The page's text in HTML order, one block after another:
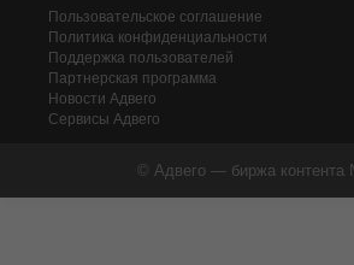
Пользовательское соглашение
Политика конфиденциальности
Поддержка пользователей
Партнерская программа
Новости Адвего
Сервисы Адвего
© Адвего — биржа контента